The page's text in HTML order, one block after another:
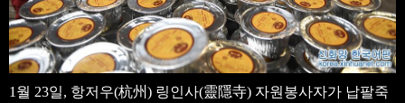
1월 23일, 항저우(杭州) 링인사(靈隱寺) 자원봉사자가 납팔죽